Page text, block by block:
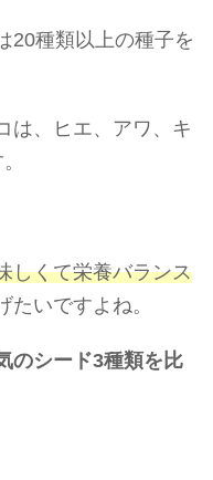
20種類以上の種子を
は、ヒエ、アワ、キ
しくて栄養バランス
たいですよね。
のシード3種類を比